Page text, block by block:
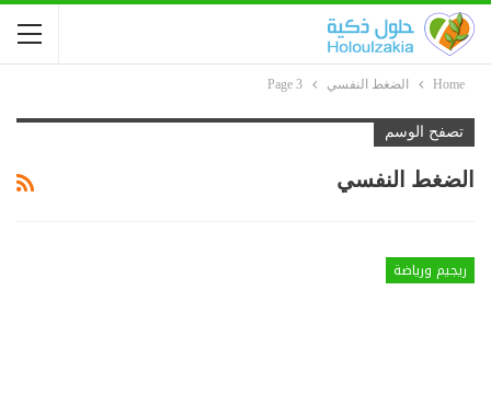
Home الضغط النفسي Page 3
تصفح الوسم
الضغط النفسي
ريجيم ورياضة